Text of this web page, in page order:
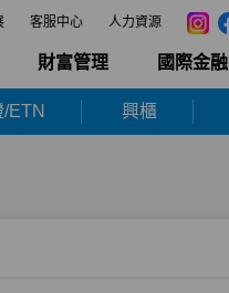
客服中心 人力資源
財富管理 國際金融
ETN 興櫃